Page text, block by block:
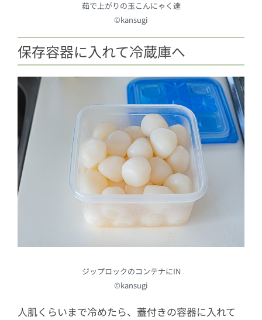
茹で上がりの玉こんにゃく達
©kansugi
保存容器に入れて冷蔵庫へ
ジップロックのコンテナにIN
©kansugi
人肌くらいまで冷めたら、蓋付きの容器に入れて